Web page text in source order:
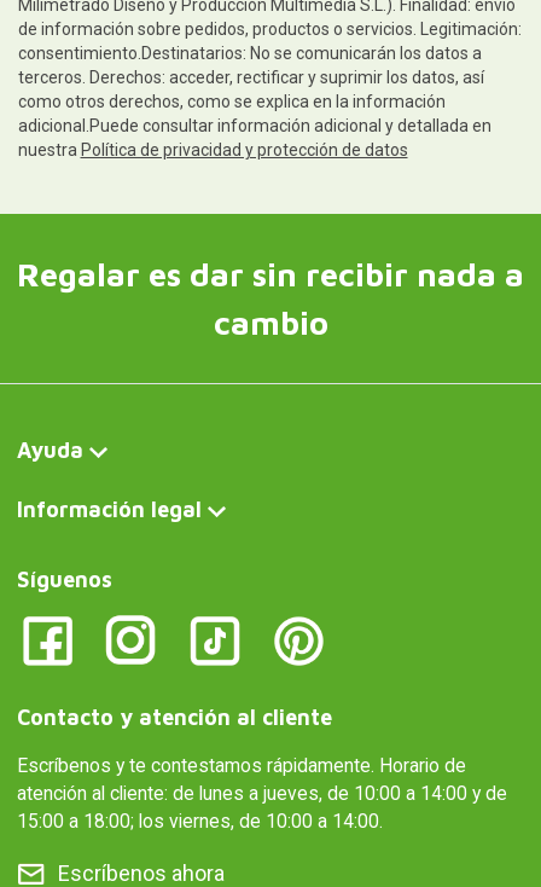
Milimetrado Diseño y Producción Multimedia S.L.). Finalidad: envío
de información sobre pedidos, productos o servicios. Legitimación:
consentimiento.Destinatarios: No se comunicarán los datos a
terceros. Derechos: acceder, rectificar y suprimir los datos, así
como otros derechos, como se explica en la información
adicional.Puede consultar información adicional y detallada en
nuestra Política de privacidad y protección de datos
Regalar es dar sin recibir nada a
cambio
Ayuda
Información legal
Síguenos
Contacto y atención al cliente
Escríbenos y te contestamos rápidamente. Horario de
atención al cliente: de lunes a jueves, de 10:00 a 14:00 y de
15:00 a 18:00; los viernes, de 10:00 a 14:00.
Escríbenos ahora